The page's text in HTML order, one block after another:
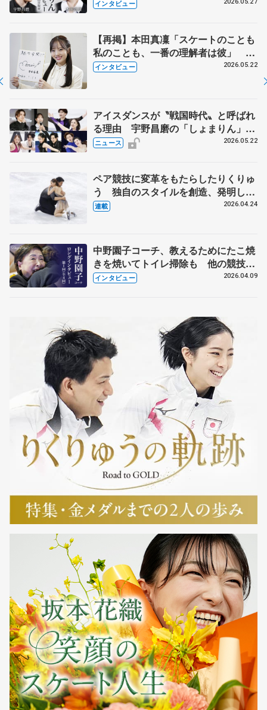
インタビュー
【再掲】本田真凜「スケートのことも
私のことも、一番の理解者は彼」 引
退時の単独インタビューで語った競技
インタビュー 2026.05.22
アイスダンスが〝戦国時代〟と呼ばれ
る理由 宇野昌磨の「しょまりん」ら
実力者が相次いで参戦 国内の競争激
ニュース 2026.05.22
ペア競技に変革をもたらしたりくりゅ
う 独自のスタイルを創造、発明した
【引退発表後②】
連載 2026.04.24
中野園子コーチ、教えるためにたこ焼
きを焼いてトイレ掃除も 他の競技に
も通用するという坂本花織の筋肉
インタビュー 2026.04.09